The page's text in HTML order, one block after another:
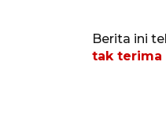
Berita ini
tak terima